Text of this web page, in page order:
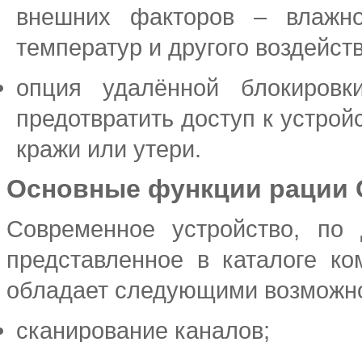
внешних факторов –
температур и другого
опция удалённой
предотвратить доступ к
кражи или утери.
Основные функции рации
Современное устройство, по
представленное в каталоге
обладает следующими
сканирование каналов;